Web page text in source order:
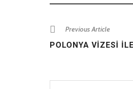
Previous Article
POLONYA VIZESI